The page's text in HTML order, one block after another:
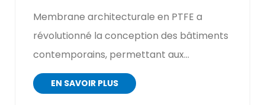
Membrane architecturale en PTFE a
révolutionné la conception des bâtiments
contemporains, permettant aux
architectes et aux ingénieurs de cré...
EN SAVOIR PLUS